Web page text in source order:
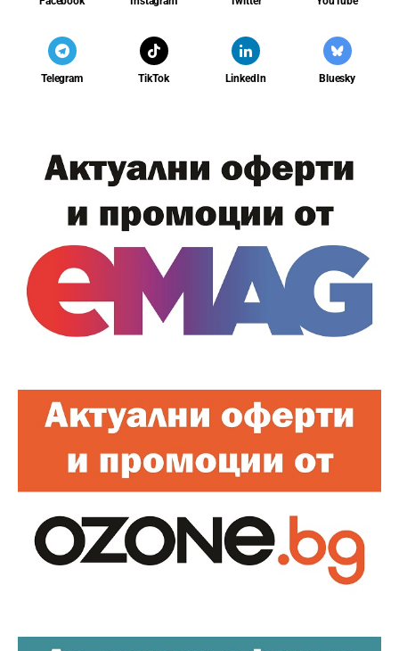
Telegram TikTok LinkedIn Bluesky